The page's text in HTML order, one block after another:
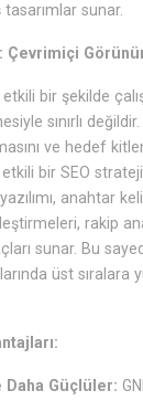
sunar.
Çevrimiçi
bir şekilde
sınırlı
ve hedef
bir SEO
anahtar
rakip
sunar. Bu
üst sıralara
Daha Güçlüler: